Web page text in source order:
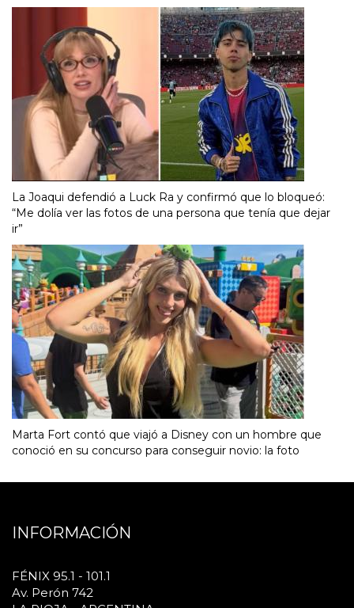
La Joaqui defendió a Luck Ra y confirmó que lo bloqueó:
“Me dolía ver las fotos de una persona que tenía que dejar
ir”
Marta Fort contó que viajó a Disney con un hombre que
conoció en su concurso para conseguir novio: la foto
INFORMACIÓN
FÉNIX 95.1 - 101.1
Av. Perón 742